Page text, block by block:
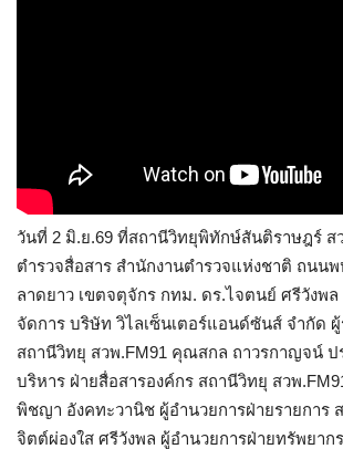
วันที่ 2 มิ.ย.69 ที่สถานีวิทยุพิทักษ์สันติราษฎร์ ส
ตำรวจสื่อสาร สำนักงานตำรวจแห่งชาติ ถนน
ลาดยาว เขตจตุจักร กทม. ดร.ไจตนย์ ศรีวังพล
จัดการ บริษัท วิไลเซ็นเตอร์แอนด์ซันส์ จำกัด
สถานีวิทยุ สวพ.FM91 คุณสกล ถาวรกาญจน์ ป
บริหาร ฝ่ายสื่อสารองค์กร สถานีวิทยุ สวพ
พิชญา อังคทะวานิช ผู้อำนวยการฝ่ายรายการ
จิตต์ผ่องใส ศรีวังพล ผู้อำนวยการฝ่ายทรัพยาก